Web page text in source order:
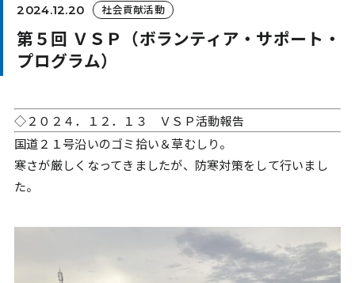
2024.12.20 社会貢献活動
第５回 ＶＳＰ（ボランティア・サポート・
プログラム）
◇２０２４．１２．１３ ＶＳＰ活動報告
国道２１号沿いのゴミ拾い＆草むしり。
寒さが厳しくなってきましたが、防寒対策をして行いまし
た。